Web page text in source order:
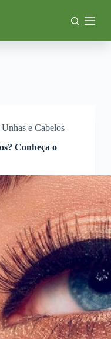
e Cabelos
Conheça o